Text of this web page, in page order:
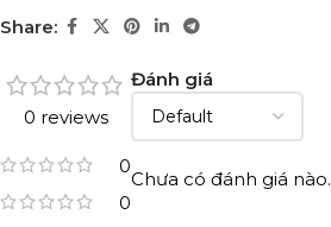
Share:
0 reviews
0
0
Đánh giá
Chưa có đánh giá nào.